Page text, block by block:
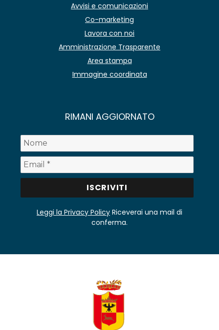
Avvisi e comunicazioni
Co-marketing
Lavora con noi
Amministrazione Trasparente
Area stampa
Immagine coordinata
RIMANI AGGIORNATO
Leggi la Privacy Policy Riceverai una mail di
conferma.